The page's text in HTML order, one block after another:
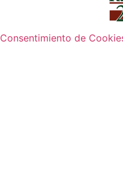
Consentimiento de